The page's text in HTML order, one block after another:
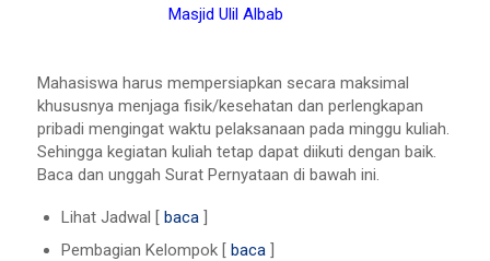
Masjid Ulil Albab
Mahasiswa harus mempersiapkan secara maksimal
khususnya menjaga fisik/kesehatan dan perlengkapan
pribadi mengingat waktu pelaksanaan pada minggu kuliah.
Sehingga kegiatan kuliah tetap dapat diikuti dengan baik.
Baca dan unggah Surat Pernyataan di bawah ini.
Lihat Jadwal [baca]
Pembagian Kelompok [ baca]